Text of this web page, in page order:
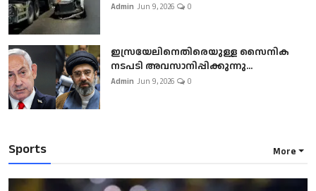
Admin Jun 9, 2026 0
ഇസ്രയേലിനെതിരെയുള്ള സൈനിക
നടപടി അവസാനിപ്പിക്കുന്നു...
Admin Jun 9, 2026 0
Sports More